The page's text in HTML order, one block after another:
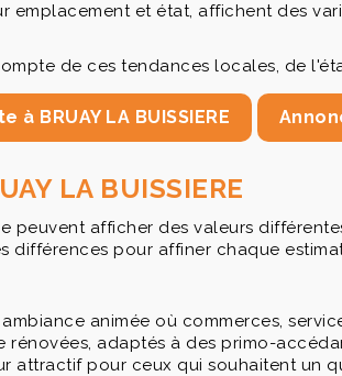
emplacement et état, affichent des
de ces tendances locales, de
BRUAY LA BUISSIERE
LA BUISSIERE
peuvent afficher des valeurs
différences pour affiner chaque
animée où commerces,
adaptés à des primo-
attractif pour ceux qui souhaitent un